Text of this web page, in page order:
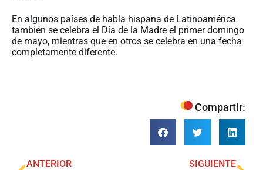
En algunos países de habla hispana de Latinoamérica
también se celebra el Día de la Madre el primer domingo
de mayo, mientras que en otros se celebra en una fecha
completamente diferente.
Compartir:
ANTERIOR SIGUIENTE